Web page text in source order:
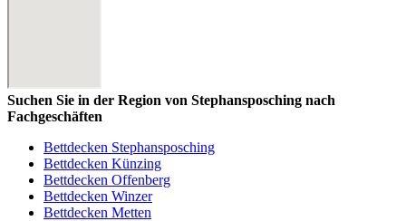
Suchen Sie in der Region von Stephansposching nach
Fachgeschäften
Bettdecken Stephansposching
Bettdecken Künzing
Bettdecken Offenberg
Bettdecken Winzer
Bettdecken Metten